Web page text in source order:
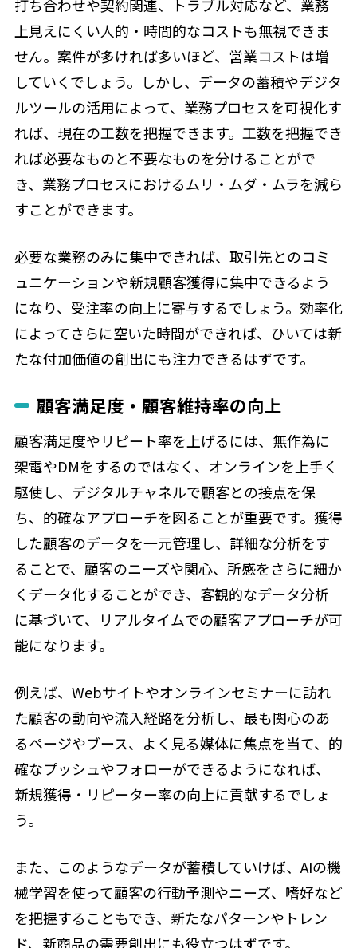
打ち合わせや契約関連、トラブル対応など、業務
上見えにくい人的・時間的なコストも無視できま
せん。案件が多ければ多いほど、営業コストは増
していくでしょう。しかし、データの蓄積やデジタ
ルツールの活用によって、業務プロセスを可視化す
れば、現在の工数を把握できます。工数を把握でき
れば必要なものと不要なものを分けることがで
き、業務プロセスにおけるムリ・ムダ・ムラを減ら
すことができます。
必要な業務のみに集中できれば、取引先とのコミ
ュニケーションや新規顧客獲得に集中できるよう
になり、受注率の向上に寄与するでしょう。効率化
によってさらに空いた時間ができれば、ひいては新
たな付加価値の創出にも注力できるはずです。
顧客満足度・顧客維持率の向上
顧客満足度やリピート率を上げるには、無作為に
架電やDMをするのではなく、オンラインを上手く
駆使し、デジタルチャネルで顧客との接点を保
ち、的確なアプローチを図ることが重要です。獲得
した顧客のデータを一元管理し、詳細な分析をす
ることで、顧客のニーズや関心、所感をさらに細か
くデータ化することができ、客観的なデータ分析
に基づいて、リアルタイムでの顧客アプローチが可
能になります。
例えば、Webサイトやオンラインセミナーに訪れ
た顧客の動向や流入経路を分析し、最も関心のあ
るページやブース、よく見る媒体に焦点を当て、的
確なプッシュやフォローができるようになれば、
新規獲得・リピーター率の向上に貢献するでしょ
う。
また、このようなデータが蓄積していけば、AIの機
械学習を使って顧客の行動予測やニーズ、嗜好など
を把握することもでき、新たなパターンやトレン
ド、新商品の需要創出にも役立つはずです。